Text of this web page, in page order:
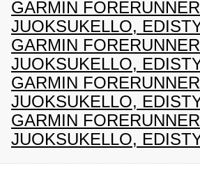
GARMIN
JUOKSUKELLO,
GARMIN
JUOKSUKELLO,
GARMIN
JUOKSUKELLO,
GARMIN
JUOKSUKELLO,